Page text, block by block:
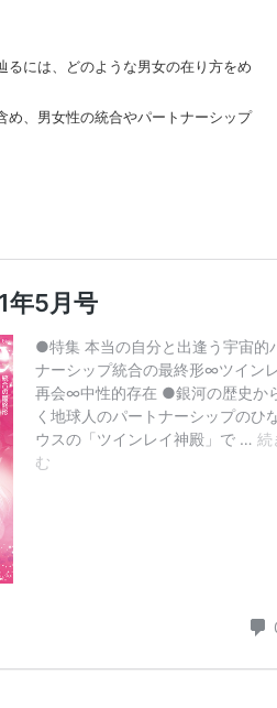
るには、どのような男女の在り方をめ
め、男女性の統合やパートナーシップ